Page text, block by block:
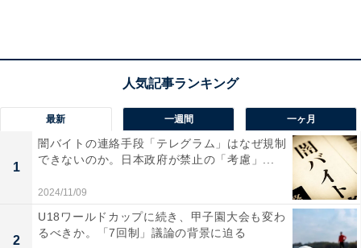
最新 一週間 一ヶ月
1
闇バイトの連絡手段「テレグラム」はなぜ規制
できないのか。日本政府が禁止の「考慮」...
2024/11/09
2
U18ワールドカップに続き、甲子園大会も変わ
るべきか。「7回制」議論の背景に迫る